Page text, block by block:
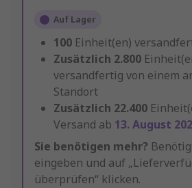
Auf Lager
100 Einheit(en)
Zusätzlich 2.800
versandfertig von einem
Standort
Zusätzlich 22.400
Versand ab 13. August
Sie benötigen mehr?
eingeben und auf
überprüfen“ klicken.